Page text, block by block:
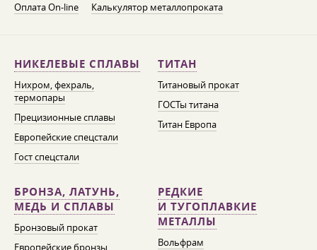
Оплата On-line Калькулятор металлопроката
НИКЕЛЕВЫЕ СПЛАВЫ
Нихром, фехраль,
термопары
Прецизионные сплавы
Европейские спецстали
Гост спецстали
ТИТАН
Титановый прокат
ГОСТы титана
Титан Европа
БРОНЗА, ЛАТУНЬ,
МЕДЬ И СПЛАВЫ
Бронзовый прокат
Европейские бронзы,
РЕДКИЕ
И ТУГОПЛАВКИЕ
МЕТАЛЛЫ
Вольфрам